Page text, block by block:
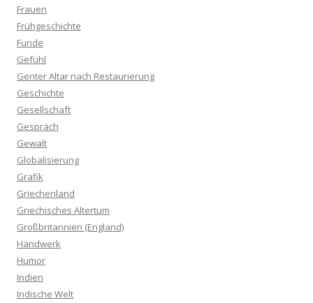
Frauen
Frühgeschichte
Funde
Gefühl
Genter Altar nach Restaurierung
Geschichte
Gesellschaft
Gespräch
Gewalt
Globalisierung
Grafik
Griechenland
Griechisches Altertum
Großbritannien (England)
Handwerk
Humor
Indien
Indische Welt